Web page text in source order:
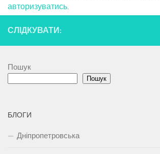
авторизуватись.
СЛІДКУВАТИ:
Пошук
Пошук
БЛОГИ
Дніпропетровська